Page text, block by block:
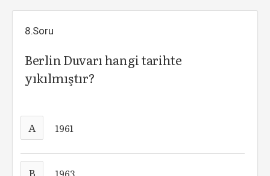
8.Soru
Berlin Duvarı hangi tarihte
yıkılmıştır?
A 1961
B 1963